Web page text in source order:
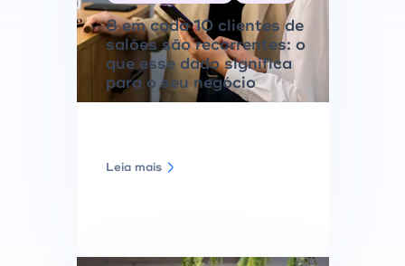
8 em cada 10 clientes de
salões são recorrentes: o
que esse dado significa
para o seu negócio
Leia mais